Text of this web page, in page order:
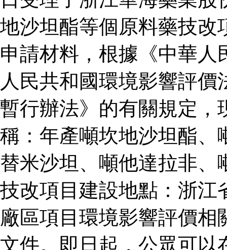
地沙坦酯等個原料藥技改
申請材料，根據《中華
人民共和國環境影響評
暫行辦法》的有關規定，
稱：年產噸坎地沙坦酯、
替米沙坦、噸他達拉非
技改項目建設地點：浙江
廠區項目環境影響評價
文件。即日起，公眾可以